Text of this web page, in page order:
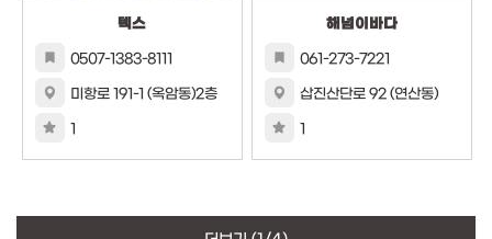
텍스
0507-1383-8111
미항로 191-1 (옥암동)2층
1
해넘이바다
061-273-7221
삽진산단로 92 (연산동)
1